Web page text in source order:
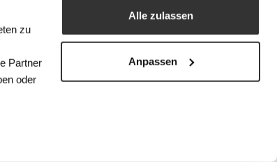
zu
Partner
oder
Alle zulassen
Anpassen
de lundi au vendredi de 7h
052 647 22 00
info@makk.ch